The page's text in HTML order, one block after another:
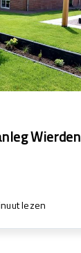
Wierden
lezen